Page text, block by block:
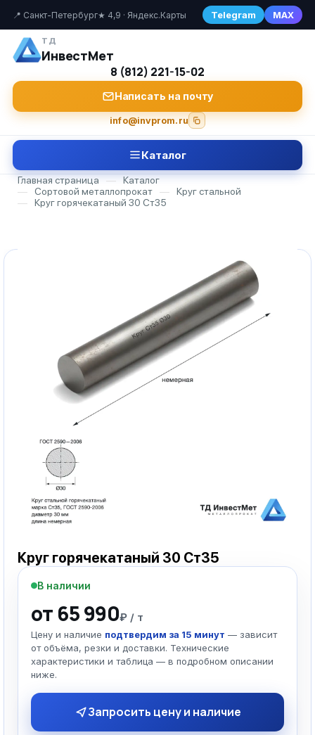
📍 Санкт-Петербург★ 4,9 · Яндекс.Карты Telegram MAX
ТД
ИнвестМет
8 (812) 221-15-02
Написать на почту
info@invprom.ru
Каталог
Главная страница —
Каталог
—
Сортовой металлопрокат —
Круг стальной
—
Круг горячекатаный 30 Ст35
Круг горячекатаный 30 Ст35
В наличии
от 65 990₽ / т
Цену и наличие подтвердим за 15 минут — зависит
от объёма, резки и доставки. Технические
характеристики и таблица — в подробном описании
ниже.
Запросить цену и наличие